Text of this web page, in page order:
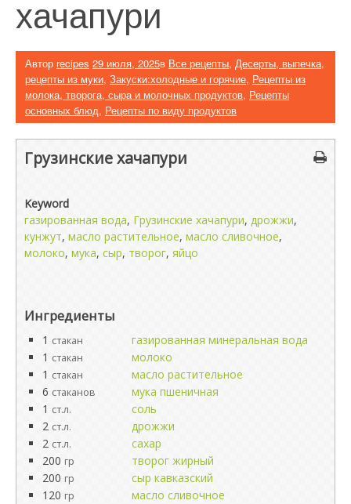
хачапури
Автор recipes 29 июля, 2025в Все рецепты, Десерты, выпечка,
рецепты из муки, Закуски:холодные и горячие, Рецепты из
молока, творога, сыра и молочных продуктов, Рецепты
основных блюд, Рецепты по виду продуктов
Грузинские хачапури
Keyword
газированная вода, Грузинские хачапури, дрожжи,
кунжут, масло растительное, масло сливочное,
молоко, мука, сыр, творог, яйцо
Ингредиенты
1 стакан
газированная минеральная вода
1 стакан
молоко
1 стакан
масло растительное
6 стаканов
мука пшеничная
1 ст.л.
соль
2 ст.л.
дрожжи
2 ст.л.
сахар
200 гр
творог жирный
200 гр
сыр кавказский
120 гр
масло сливочное